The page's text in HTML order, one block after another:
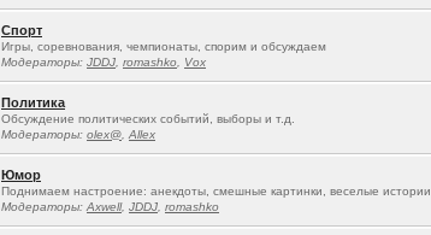
Спорт
Игры, соревнования, чемпионаты, спорим и обсуждаем
Модераторы: JDDJ, romashko, Vox
Политика
Обсуждение политических событий, выборы и т.д.
Модераторы: olex@,Allex
Юмор
Поднимаем настроение: анекдоты, смешные картинки, веселые истории
Модераторы:Ахwell, JDDJ, romashko